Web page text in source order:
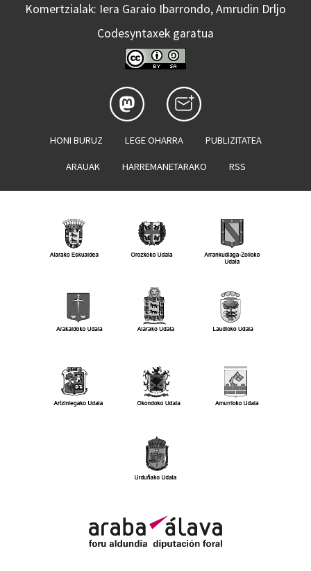
Komertzialak: Iera Garaio Ibarrondo, Amrudin Drljo
Codesyntaxek garatua
HONI BURUZ LEGE OHARRA PUBLIZITATEA
ARAUAK HARREMANETARAKO RSS